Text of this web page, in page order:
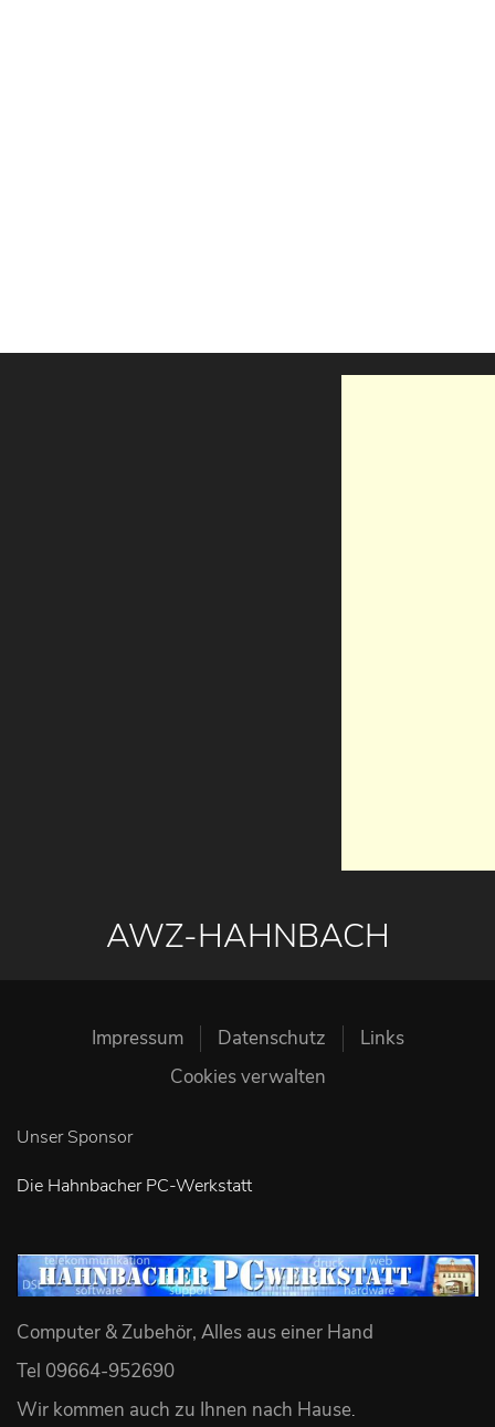
AWZ-HAHNBACH
Impressum Datenschutz
Links
Cookies verwalten
Unser Sponsor
Die Hahnbacher PC-Werkstatt
Computer & Zubehör, Alles aus einer Hand
Tel 09664-952690
Wir kommen auch zu Ihnen nach Hause.